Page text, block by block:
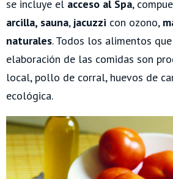
se incluye el acceso al Spa,
arcilla, sauna, jacuzzi con ozono,
naturales. Todos los alimentos
elaboración de las comidas son
local, pollo de corral, huevos de
ecológica.